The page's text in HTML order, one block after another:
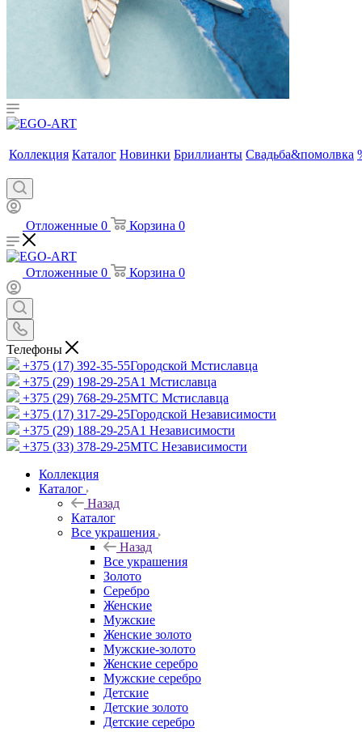
Коллекция Каталог Новинки Бриллианты Свадьба&помолвка
Отложенные 0 Корзина 0
Отложенные 0 Корзина 0
Телефоны
+375 (17) 392-35-55Городской Мстиславца
+375 (29) 198-29-25A1 Мстиславца
+375 (29) 768-29-25МТС Мстиславца
+375 (17) 317-29-25Городской Независимости
+375 (29) 188-29-25A1 Независимости
+375 (33) 378-29-25МТС Независимости
Коллекция
Каталог
Назад
Каталог
Все украшения
Назад
Все украшения
Золото
Серебро
Женские
Мужские
Женские золото
Мужские-золото
Женские серебро
Мужские серебро
Детские
Детские золото
Детские серебро